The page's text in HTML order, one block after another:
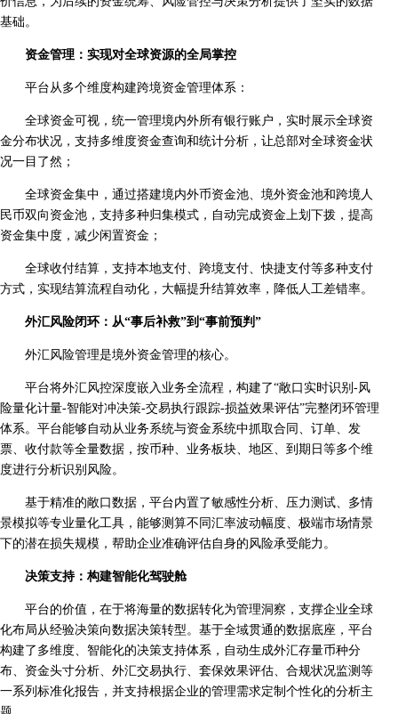
基础。
资金管理：实现对全球资源的全局掌控
平台从多个维度构建跨境资金管理体系：
全球资金可视，统一管理境内外所有银行账户，实时展示全球资
金分布状况，支持多维度资金查询和统计分析，让总部对全球资金状
况一目了然；
全球资金集中，通过搭建境内外币资金池、境外资金池和跨境人
民币双向资金池，支持多种归集模式，自动完成资金上划下拨，提高
资金集中度，减少闲置资金；
全球收付结算，支持本地支付、跨境支付、快捷支付等多种支付
方式，实现结算流程自动化，大幅提升结算效率，降低人工差错率。
外汇风险闭环：从“事后补救”到“事前预判”
外汇风险管理是境外资金管理的核心。
平台将外汇风控深度嵌入业务全流程，构建了“敞口实时识别-风
险量化计量-智能对冲决策-交易执行跟踪-损益效果评估”完整闭环管理
体系。平台能够自动从业务系统与资金系统中抓取合同、订单、发
票、收付款等全量数据，按币种、业务板块、地区、到期日等多个维
度进行分析识别风险。
基于精准的敞口数据，平台内置了敏感性分析、压力测试、多情
景模拟等专业量化工具，能够测算不同汇率波动幅度、极端市场情景
下的潜在损失规模，帮助企业准确评估自身的风险承受能力。
决策支持：构建智能化驾驶舱
平台的价值，在于将海量的数据转化为管理洞察，支撑企业全球
化布局从经验决策向数据决策转型。基于全域贯通的数据底座，平台
构建了多维度、智能化的决策支持体系，自动生成外汇存量币种分
布、资金头寸分析、外汇交易执行、套保效果评估、合规状况监测等
一系列标准化报告，并支持根据企业的管理需求定制个性化的分析主